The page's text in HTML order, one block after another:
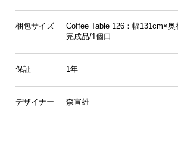
梱包サイズ
Coffee Table 126：幅131cm×
完成品/1個口
保証 1年
デザイナー 森宣雄